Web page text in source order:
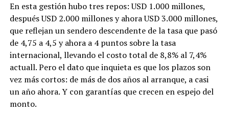
En esta gestión hubo tres repos: USD 1.000 millones,
después USD 2.000 millones y ahora USD 3.000 millones,
que reflejan un sendero descendente de la tasa que pasó
de 4,75 a 4,5 y ahora a 4 puntos sobre la tasa
internacional, llevando el costo total de 8,8% al 7,4%
actuall. Pero el dato que inquieta es que los plazos son
vez más cortos: de más de dos años al arranque, a casi
un año ahora. Y con garantías que crecen en espejo del
monto.